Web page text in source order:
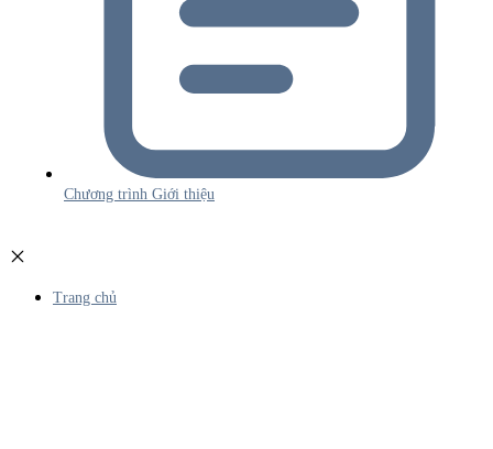
Chương trình Giới thiệu
Trang chủ